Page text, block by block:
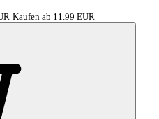
Kaufen ab 11.99 EUR